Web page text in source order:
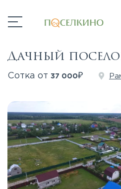
Дачный
Сотка от 37 000₽